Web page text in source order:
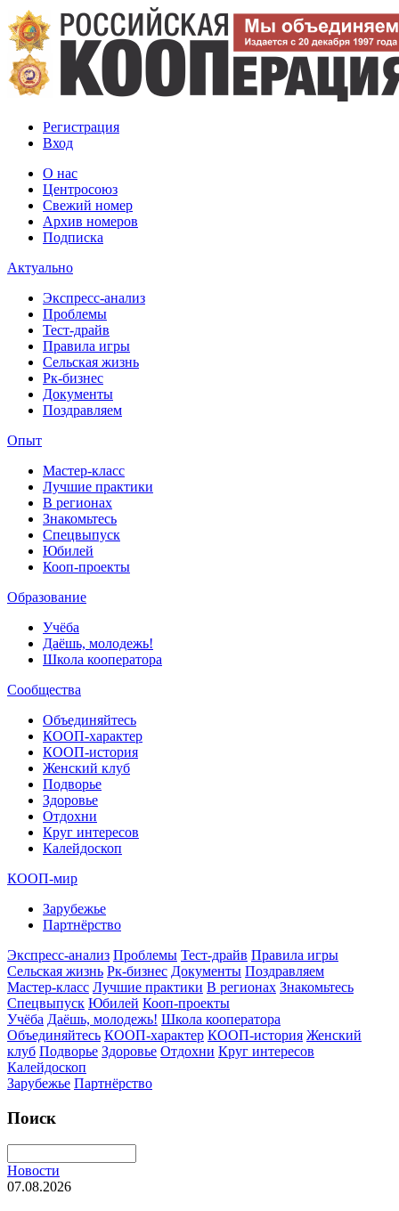
Регистрация
Вход
О нас
Центросоюз
Свежий номер
Архив номеров
Подписка
Актуально
Экспресс-анализ
Проблемы
Тест-драйв
Правила игры
Сельская жизнь
Рк-бизнес
Документы
Поздравляем
Опыт
Мастер-класс
Лучшие практики
В регионах
Знакомьтесь
Спецвыпуск
Юбилей
Кооп-проекты
Образование
Учёба
Даёшь, молодежь!
Школа кооператора
Сообщества
Объединяйтесь
КООП-характер
КООП-история
Женский клуб
Подворье
Здоровье
Отдохни
Круг интересов
Калейдоскоп
КООП-мир
Зарубежье
Партнёрство
Экспресс-анализ Проблемы Тест-драйв Правила игры
Сельская жизнь Рк-бизнес Документы Поздравляем
Мастер-класс Лучшие практики В регионах Знакомьтесь
Спецвыпуск Юбилей Кооп-проекты
Учёба Даёшь, молодежь! Школа кооператора
Объединяйтесь КООП-характер КООП-история Женский
клуб Подворье Здоровье Отдохни Круг интересов
Калейдоскоп
Зарубежье Партнёрство
Поиск
Новости
07.08.2026